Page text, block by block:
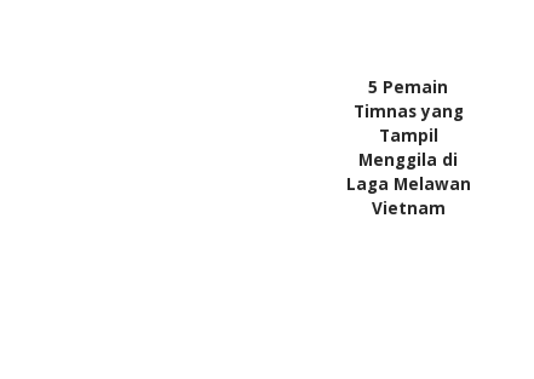
5 Pemain
Timnas yang
Tampil
Menggila di
Laga Melawan
Vietnam